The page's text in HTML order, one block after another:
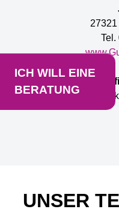
ICH WILL EINE
BERATUNG
Tel.
Hier
Bitte frage im
UNSER